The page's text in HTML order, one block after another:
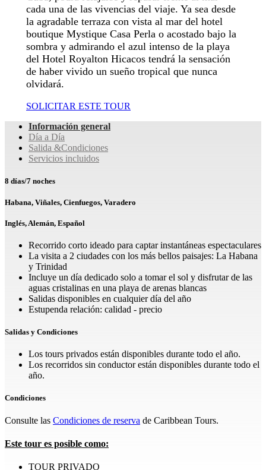
cada una de las vivencias del viaje. Ya sea desde
la agradable terraza con vista al mar del hotel
boutique Mystique Casa Perla o acostado bajo la
sombra y admirando el azul intenso de la playa
del Hotel Royalton Hicacos tendrá la sensación
de haber vivido un sueño tropical que nunca
olvidará.
SOLICITAR ESTE TOUR
Información general
Día a Día
Salida &Condiciones
Servicios incluidos
8 días/7 noches
Habana, Viñales, Cienfuegos, Varadero
Inglés, Alemán, Español
Recorrido corto ideado para captar instantáneas espectaculares
La visita a 2 ciudades con los más bellos paisajes: La Habana
y Trinidad
Incluye un día dedicado solo a tomar el sol y disfrutar de las
aguas cristalinas en una playa de arenas blancas
Salidas disponibles en cualquier día del año
Estupenda relación: calidad - precio
Salidas y Condiciones
Los tours privados están disponibles durante todo el año.
Los recorridos sin conductor están disponibles durante todo el
año.
Condiciones
Consulte las Condiciones de reserva de Caribbean Tours.
Este tour es posible como:
TOUR PRIVADO